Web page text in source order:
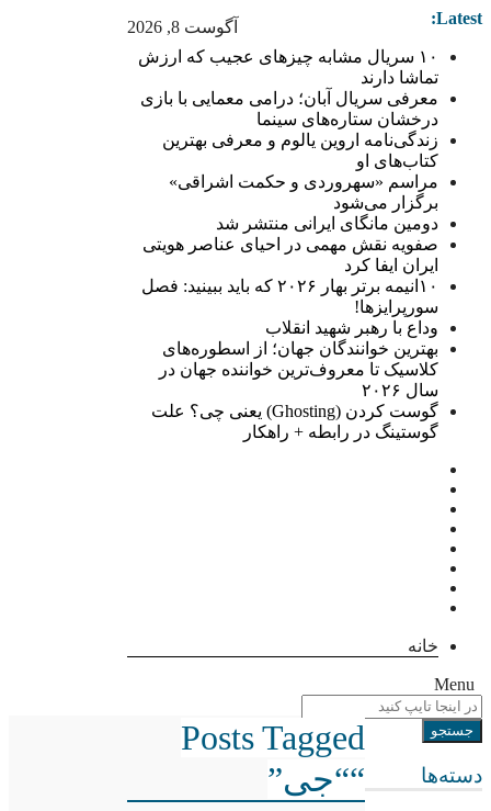
آگوست 8, 2026 Latest:
۱۰ سریال مشابه چیزهای عجیب که ارزش
تماشا دارند
معرفی سریال آبان؛ درامی معمایی با بازی
درخشان ستاره‌های سینما
زندگی‌نامه اروین یالوم و معرفی بهترین
کتاب‌های او
مراسم «سهروردی و حکمت اشراقی»
برگزار می‌شود
دومین مانگای ایرانی منتشر شد
صفویه نقش مهمی در احیای عناصر هویتی
ایران ایفا کرد
۱۰انیمه برتر بهار ۲۰۲۶ که باید ببینید: فصل
سورپرایزها!
وداع با رهبر شهید انقلاب
بهترین خوانندگان جهان؛ از اسطوره‌های
کلاسیک تا معروف‌ترین خواننده جهان در
سال ۲۰۲۶
گوست کردن (Ghosting) یعنی چی؟ علت
گوستینگ در رابطه + راهکار
خانه
Menu
دسته‌ها
Posts Tagged
““جی”